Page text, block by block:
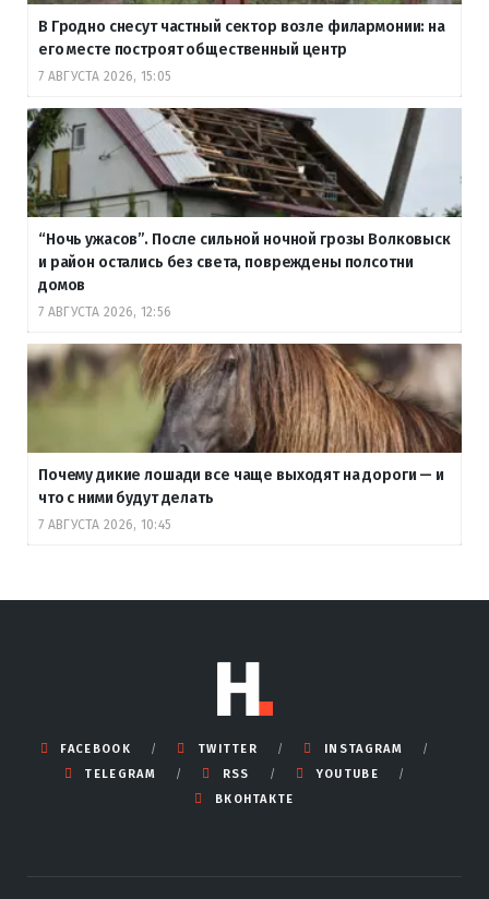
В Гродно снесут частный сектор возле филармонии: на
его месте построят общественный центр
7 АВГУСТА 2026, 15:05
“Ночь ужасов”. После сильной ночной грозы Волковыск
и район остались без света, повреждены полсотни
домов
7 АВГУСТА 2026, 12:56
Почему дикие лошади все чаще выходят на дороги — и
что с ними будут делать
7 АВГУСТА 2026, 10:45
FACEBOOK TWITTER
INSTAGRAM
TELEGRAM
RSS
YOUTUBE
ВКОНТАКТЕ